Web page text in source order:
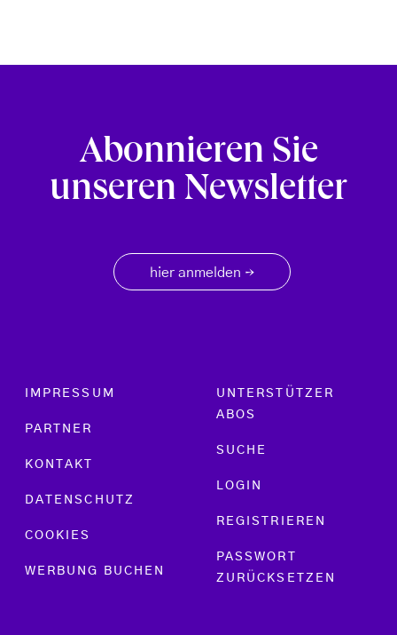
Abonnieren Sie
unseren Newsletter
hier anmelden →
Footer menu
IMPRESSUM
PARTNER
KONTAKT
DATENSCHUTZ
COOKIES
WERBUNG BUCHEN
UNTERSTÜTZER
ABOS
SUCHE
LOGIN
REGISTRIEREN
PASSWORT
ZURÜCKSETZEN